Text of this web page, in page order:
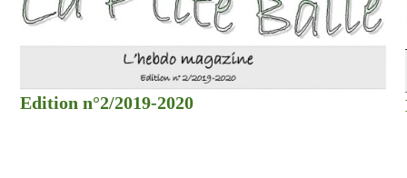
Edition n°2/2019-2020